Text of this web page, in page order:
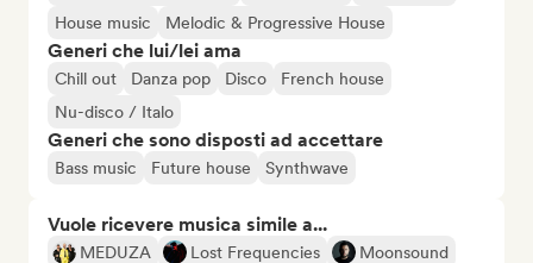
House music
Melodic & Progressive House
Generi che lui/lei ama
Chill out Danza pop Disco
French house
Nu-disco / Italo
Generi che sono disposti ad accettare
Bass music Future house Synthwave
Vuole ricevere musica simile a...
MEDUZA Lost Frequencies
Moonsound